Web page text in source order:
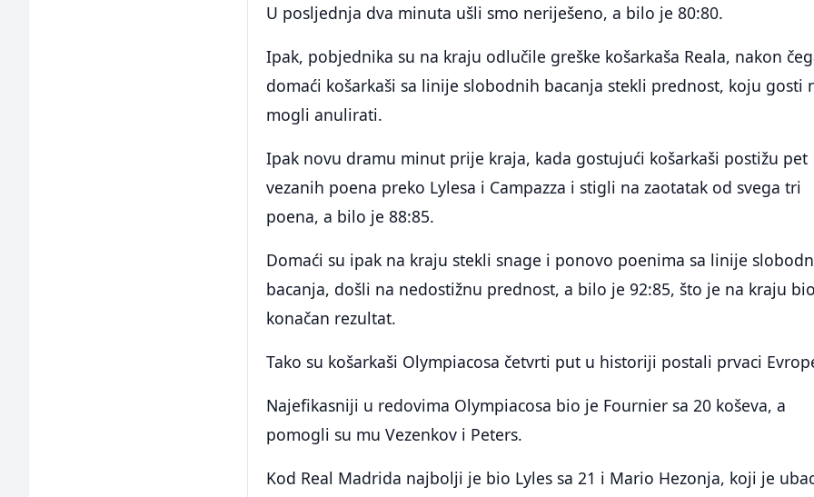
U posljednja dva minuta ušli smo neriješeno, a bilo je 80:80.
Ipak, pobjednika su na kraju odlučile greške košarkaša Reala, nakon
domaći košarkaši sa linije slobodnih bacanja stekli prednost, koju gosti
mogli anulirati.
Ipak novu dramu minut prije kraja, kada gostujući košarkaši postižu pet
vezanih poena preko Lylesa i Campazza i stigli na zaotatak od svega tri
poena, a bilo je 88:85.
Domaći su ipak na kraju stekli snage i ponovo poenima sa linije
bacanja, došli na nedostižnu prednost, a bilo je 92:85, što je na kraju
konačan rezultat.
Tako su košarkaši Olympiacosa četvrti put u historiji postali prvaci
Najefikasniji u redovima Olympiacosa bio je Fournier sa 20 koševa, a
pomogli su mu Vezenkov i Peters.
Kod Real Madrida najbolji je bio Lyles sa 21 i Mario Hezonja, koji je